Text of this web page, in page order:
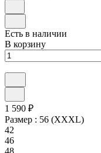
Есть в наличии
В корзину
1 590 ₽
Размер : 56 (XXXL)
42
46
48